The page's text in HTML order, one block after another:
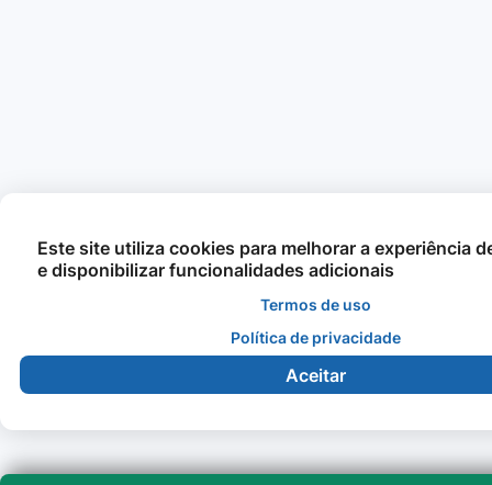
Este site utiliza cookies para melhorar a experiência
e disponibilizar funcionalidades adicionais
Termos de uso
Política de privacidade
Aceitar